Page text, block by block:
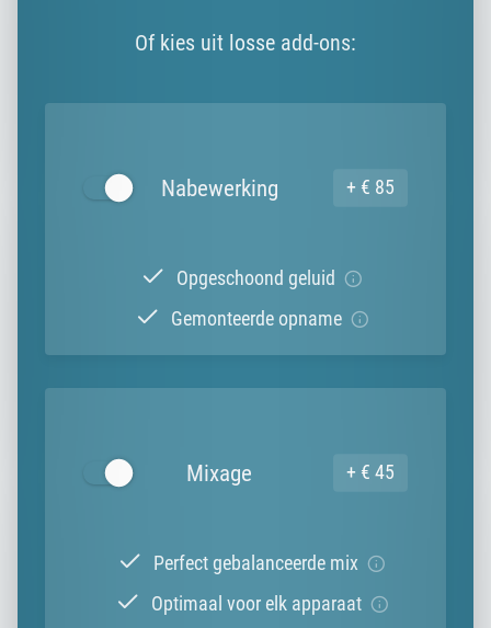
Of kies uit losse add-ons:
+ € 85
Nabewerking
Opgeschoond geluid
Gemonteerde opname
+ € 45
Mixage
Perfect gebalanceerde mix
Optimaal voor elk apparaat